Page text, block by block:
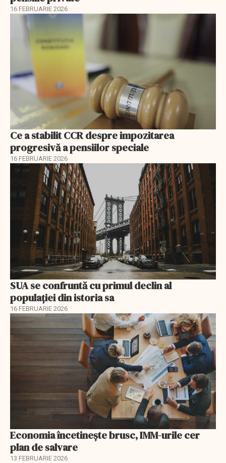
16 FEBRUARIE 2026
Ce a stabilit CCR despre impozitarea
progresivă a pensiilor speciale
16 FEBRUARIE 2026
SUA se confruntă cu primul declin al
populației din istoria sa
16 FEBRUARIE 2026
Economia încetinește brusc, IMM-urile cer
plan de salvare
13 FEBRUARIE 2026